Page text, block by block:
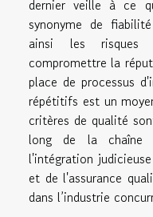
dernier veille à ce
synonyme de
ainsi les risques
compromettre la
place de processus
répétitifs est un
critères de qualité
long de la chaîne
l'intégration
et de l'assurance
dans l’industrie